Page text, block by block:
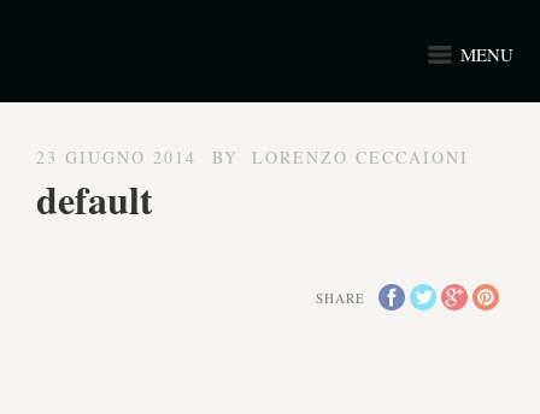
MENU
23 GIUGNO 2014 BY LORENZO CECCAIONI
default
SHARE